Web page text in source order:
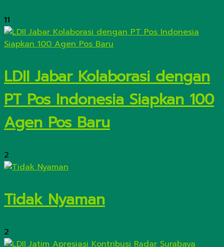
11
LDII Jabar Kolaborasi dengan
PT Pos Indonesia Siapkan 100
Agen Pos Baru
2
Tidak Nyaman
2